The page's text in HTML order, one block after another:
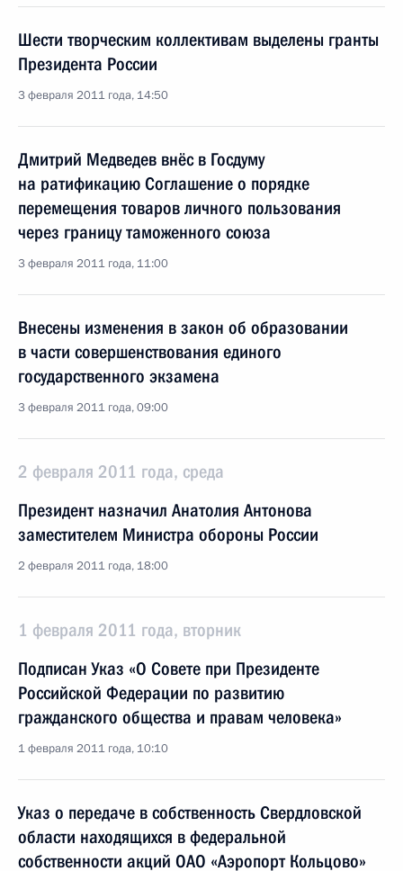
Шести творческим коллективам выделены гранты
Президента России
3 февраля 2011 года, 14:50
Дмитрий Медведев внёс в Госдуму
на ратификацию Соглашение о порядке
перемещения товаров личного пользования
через границу таможенного союза
3 февраля 2011 года, 11:00
Внесены изменения в закон об образовании
в части совершенствования единого
государственного экзамена
3 февраля 2011 года, 09:00
2 февраля 2011 года, среда
Президент назначил Анатолия Антонова
заместителем Министра обороны России
2 февраля 2011 года, 18:00
1 февраля 2011 года, вторник
Подписан Указ «О Совете при Президенте
Российской Федерации по развитию
гражданского общества и правам человека»
1 февраля 2011 года, 10:10
Указ о передаче в собственность Свердловской
области находящихся в федеральной
собственности акций ОАО «Аэропорт Кольцово»